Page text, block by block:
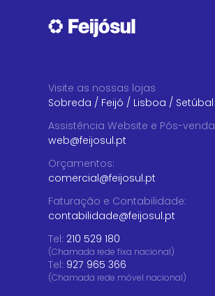
Visite as nossas lojas
Sobreda / Feijó / Lisboa / Setúbal
Assistência Website e Pós-venda
web@feijosul.pt
Orçamentos:
comercial@feijosul.pt
Faturação e Contabilidade:
contabilidade@feijosul.pt
Tel: 210 529 180
(Chamada rede fixa nacional)
Tel: 927 965 366
(Chamada rede móvel nacional)